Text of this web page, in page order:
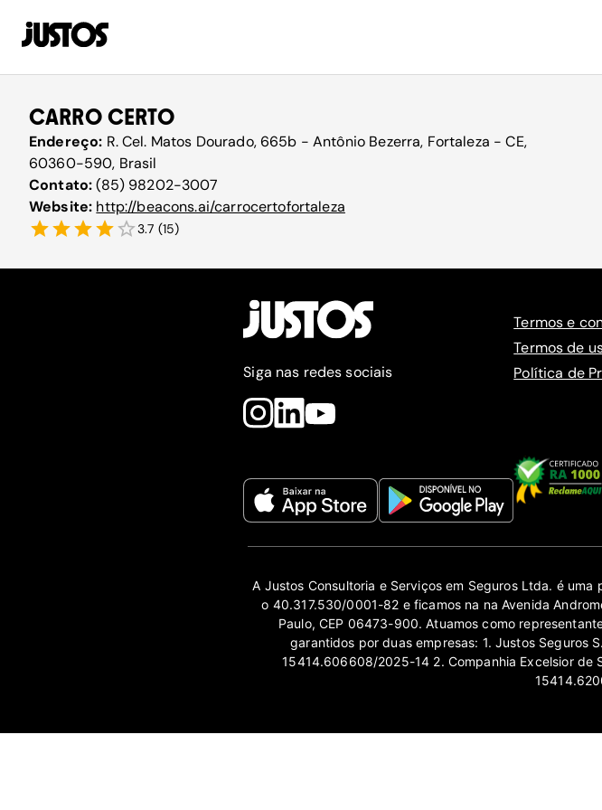
CARRO CERTO
Endereço: R. Cel. Matos Dourado, 665b - Antônio Bezerra, Fortaleza - CE,
60360-590, Brasil
Contato:(85) 98202-3007
Website: http://beacons.ai/carrocertofortaleza
3.7 (15)
Siga nas redes sociais
Termos e
Termos de
Política de
A Justos Consultoria e Serviços em Seguros Ltda. é
o 40.317.530/0001-82 e ficamos na na Avenida
Paulo, CEP 06473-900. Atuamos como
garantidos por duas empresas: 1. Justos Seguros
15414.606608/2025-14 2. Companhia Excelsior de